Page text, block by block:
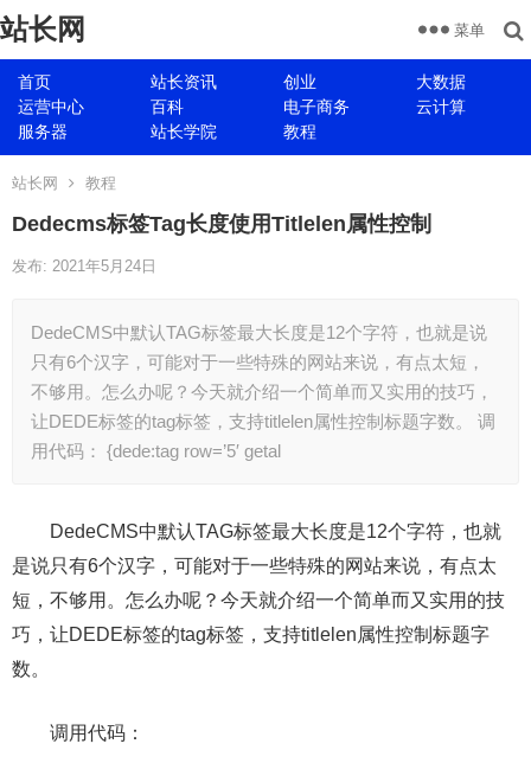
站长网
首页 站长资讯 创业
大数据
运营中心
百科 电子商务
云计算
服务器
站长学院 教程
菜单
站长网 教程
Dedecms标签Tag长度使用Titlelen属性控制
发布: 2021年5月24日
DedeCMS中默认TAG标签最大长度是12个字符，也就是说
只有6个汉字，可能对于一些特殊的网站来说，有点太短，
不够用。怎么办呢？今天就介绍一个简单而又实用的技巧，
让DEDE标签的tag标签，支持titlelen属性控制标题字数。 调
用代码： {dede:tag row=’5′ getal
DedeCMS中默认TAG标签最大长度是12个字符，也就
是说只有6个汉字，可能对于一些特殊的网站来说，有点太
短，不够用。怎么办呢？今天就介绍一个简单而又实用的技
巧，让DEDE标签的tag标签，支持titlelen属性控制标题字
数。
调用代码：